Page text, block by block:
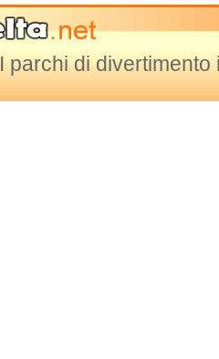
I parchi di